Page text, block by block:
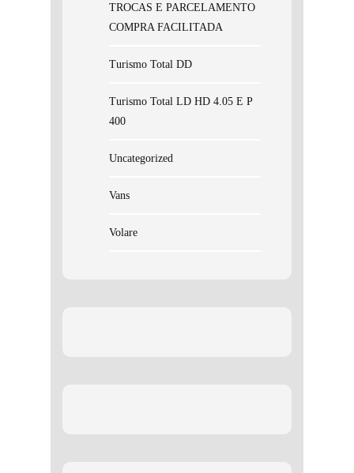
TROCAS E PARCELAMENTO
COMPRA FACILITADA
Turismo Total DD
Turismo Total LD HD 4.05 E P
400
Uncategorized
Vans
Volare